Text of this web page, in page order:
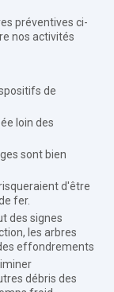
préventives ci-
nos activités
de
loin des
sont bien
d'être
fer.
des signes
les arbres
effondrements
débris des